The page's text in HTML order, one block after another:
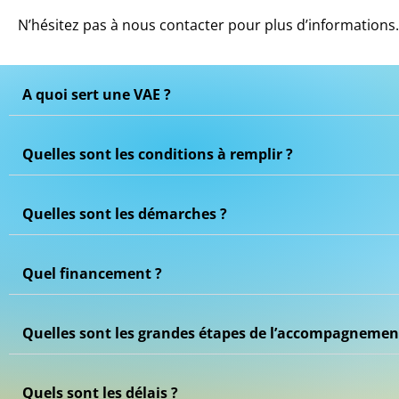
N’hésitez pas à nous contacter pour plus d’informations.
A quoi sert une VAE ?
Quelles sont les conditions à remplir ?
Quelles sont les démarches ?
Quel financement ?
Quelles sont les grandes étapes de
Quels sont les délais ?